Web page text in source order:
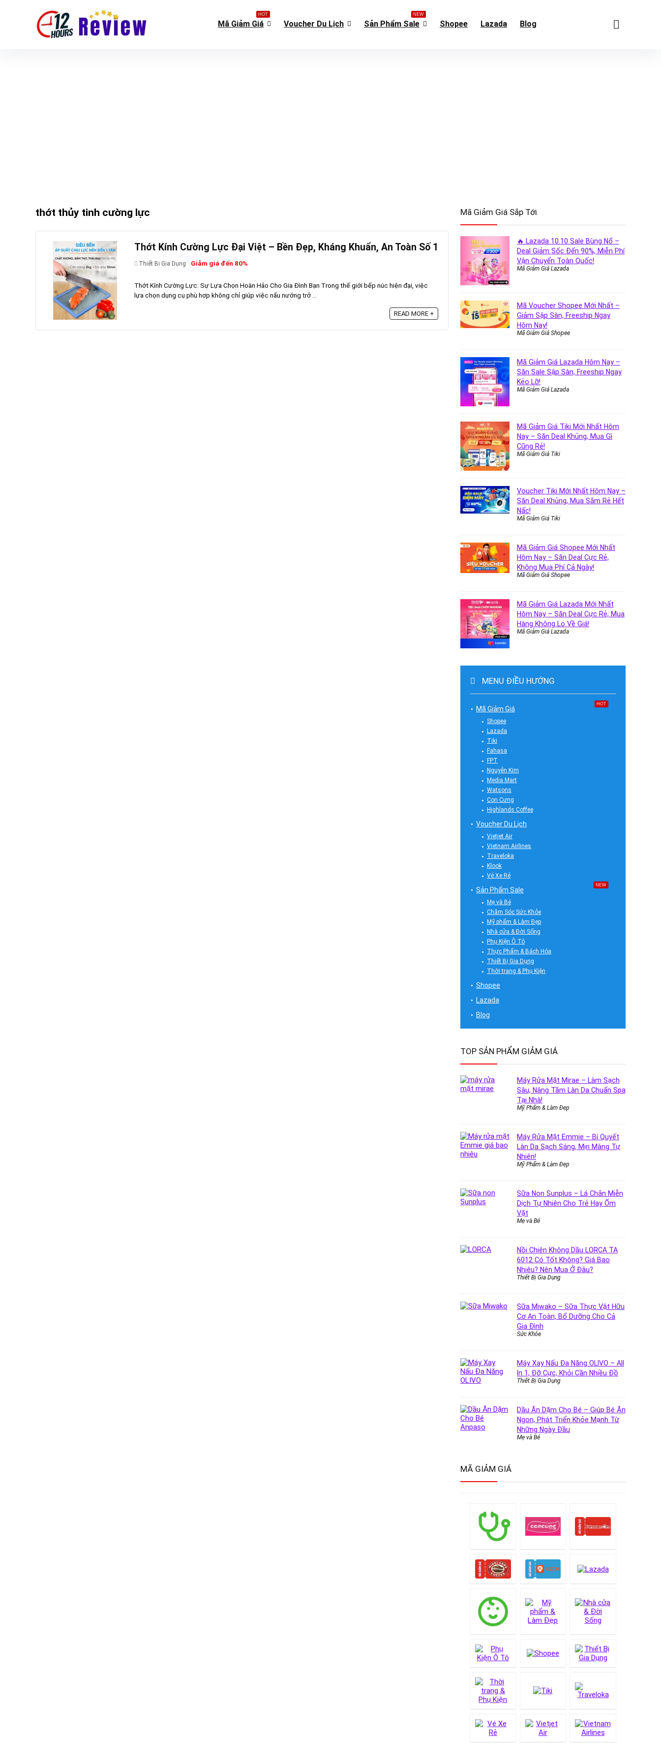
Mã Giảm Giá
HOT
Voucher Du Lịch Sản Phẩm Sale
NEW
Shopee Lazada Blog
thớt thủy tinh cường lực
Thớt Kính Cường Lực Đại Việt – Bền Đẹp, Kháng Khuẩn, An Toàn Số 1
Thiết Bị Gia Dụng Giảm giá đến 80%
Thớt Kính Cường Lực: Sự Lựa Chọn Hoàn Hảo Cho Gia Đình Bạn Trong thế giới bếp núc hiện đại, việc
lựa chọn dụng cụ phù hợp không chỉ giúp việc nấu nướng trở ...
READ MORE +
Mã Giảm Giá Sắp Tới
🔥 Lazada 10.10 Sale Bùng Nổ –
Deal Giảm Sốc Đến 90%, Miễn Phí
Vận Chuyển Toàn Quốc!
Mã Giảm Giá Lazada
Mã Voucher Shopee Mới Nhất –
Giảm Sập Sàn, Freeship Ngay
Hôm Nay!
Mã Giảm Giá Shopee
Mã Giảm Giá Lazada Hôm Nay –
Săn Sale Sập Sàn, Freeship Ngay
Kẻo Lỡ!
Mã Giảm Giá Lazada
Mã Giảm Giá Tiki Mới Nhất Hôm
Nay – Săn Deal Khủng, Mua Gì
Cũng Rẻ!
Mã Giảm Giá Tiki
Voucher Tiki Mới Nhất Hôm Nay –
Săn Deal Khủng, Mua Sắm Rẻ Hết
Nấc!
Mã Giảm Giá Tiki
Mã Giảm Giá Shopee Mới Nhất
Hôm Nay – Săn Deal Cực Rẻ,
Không Mua Phí Cả Ngày!
Mã Giảm Giá Shopee
Mã Giảm Giá Lazada Mới Nhất
Hôm Nay – Săn Deal Cực Rẻ, Mua
Hàng Không Lo Về Giá!
Mã Giảm Giá Lazada
MENU ĐIỀU HƯỚNG
Mã Giảm Giá
HOT
Shopee
Lazada
Tiki
Fahasa
FPT
Nguyễn Kim
Media Mart
Watsons
Con Cưng
Highlands Coffee
Voucher Du Lịch
Vietjet Air
Vietnam Airlines
Traveloka
Klook
Vé Xe Rẻ
Sản Phẩm Sale
NEW
Mẹ và Bé
Chăm Sóc Sức Khỏe
Mỹ phẩm & Làm Đẹp
Nhà cửa & Đời Sống
Phụ Kiện Ô Tô
Thực Phẩm & Bách Hóa
Thiết Bị Gia Dụng
Thời trang & Phụ Kiện
Shopee
Lazada
Blog
TOP SẢN PHẨM GIẢM GIÁ
Máy Rửa Mặt Mirae – Làm Sạch
Sâu, Nâng Tầm Làn Da Chuẩn Spa
Tại Nhà!
Mỹ Phẩm & Làm Đẹp
Máy Rửa Mặt Emmie – Bí Quyết
Làn Da Sạch Sáng, Mịn Màng Tự
Nhiên!
Mỹ Phẩm & Làm Đẹp
Sữa Non Sunplus – Lá Chắn Miễn
Dịch Tự Nhiên Cho Trẻ Hay Ốm
Vặt
Mẹ và Bé
Nồi Chiên Không Dầu LORCA TA
6012 Có Tốt Không? Giá Bao
Nhiêu? Nên Mua Ở Đâu?
Thiết Bị Gia Dụng
Sữa Miwako – Sữa Thực Vật Hữu
Cơ An Toàn, Bổ Dưỡng Cho Cả
Gia Đình
Sức Khỏe
Máy Xay Nấu Đa Năng OLIVO – All
In 1, Đỡ Cực, Khỏi Cần Nhiều Đồ
Thiết Bị Gia Dụng
Dầu Ăn Dặm Cho Bé – Giúp Bé Ăn
Ngon, Phát Triển Khỏe Mạnh Từ
Những Ngày Đầu
Mẹ và Bé
MÃ GIẢM GIÁ